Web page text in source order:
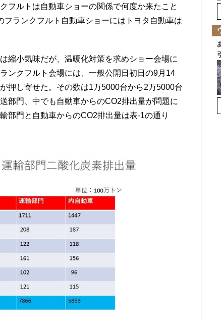
フルトは自動車ショーの関係で何度か来たこと
ランクフルト自動車ショーにはトヨタ自動車は
縮小気味だが、温暖化対策を求めショー会場に
ンクフルト会場には、一般公開日初日の9月14
押し寄せた。その数は1万5000台から2万5000台
部門、中でも自動車からのCO2排出量が問題に
部門と自動車からのCO2排出量は表-1の通り